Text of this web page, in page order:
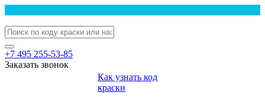
+7 495 255-53-85
Заказать звонок
Как узнать код
краски